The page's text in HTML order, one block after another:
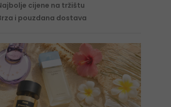
cijene na tržištu
i pouzdana dostava